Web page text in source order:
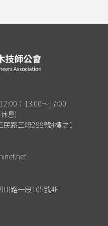
；13:00～17:00
息)
民路三段288號4樓之1
川路一段105號4F